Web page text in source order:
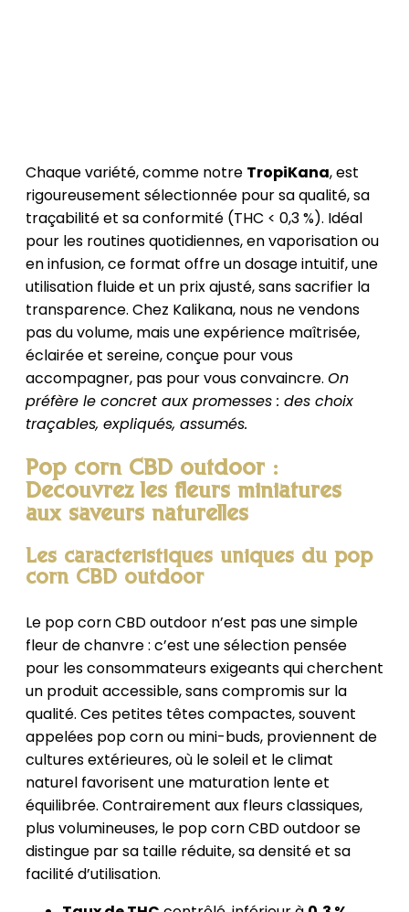
Chaque variété, comme notre TropiKana, est
rigoureusement sélectionnée pour sa qualité, sa
traçabilité et sa conformité (THC < 0,3 %). Idéal
pour les routines quotidiennes, en vaporisation ou
en infusion, ce format offre un dosage intuitif, une
utilisation fluide et un prix ajusté, sans sacrifier la
transparence. Chez Kalikana, nous ne vendons
pas du volume, mais une expérience maîtrisée,
éclairée et sereine, conçue pour vous
accompagner, pas pour vous convaincre. On
préfère le concret aux promesses : des choix
traçables, expliqués, assumés.
Pop corn CBD outdoor :
Découvrez les fleurs miniatures
aux saveurs naturelles
Les caractéristiques uniques du pop
corn CBD outdoor
Le pop corn CBD outdoor n’est pas une simple
fleur de chanvre : c’est une sélection pensée
pour les consommateurs exigeants qui cherchent
un produit accessible, sans compromis sur la
qualité. Ces petites têtes compactes, souvent
appelées pop corn ou mini-buds, proviennent de
cultures extérieures, où le soleil et le climat
naturel favorisent une maturation lente et
équilibrée. Contrairement aux fleurs classiques,
plus volumineuses, le pop corn CBD outdoor se
distingue par sa taille réduite, sa densité et sa
facilité d’utilisation.